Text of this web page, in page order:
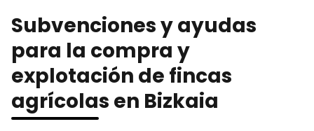
Subvenciones y ayudas
para la compra y
explotación de fincas
agrícolas en Bizkaia